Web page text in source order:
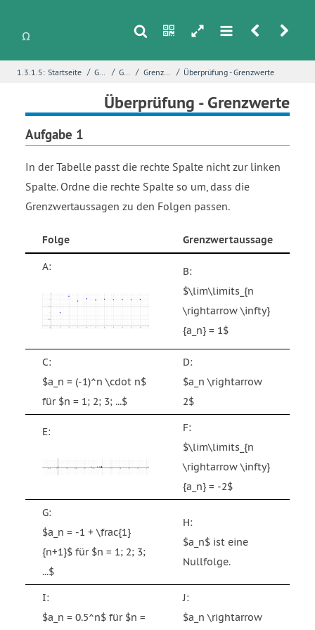
s n h m r u
1.3.1.5: Startseite / Grundlagen / Grenzwerte / Grenzverhalten von Folgen / Überprüfung - Grenzwerte
Überprüfung - Grenzwerte
Aufgabe 1
In der Tabelle passt die rechte Spalte nicht zur linken
Spalte. Ordne die rechte Spalte so um, dass die
Grenzwertaussagen zu den Folgen passen.
Folge Grenzwertaussage
A:
B:
$\lim\limits_{n
\rightarrow \infty}
{a_n} = 1$
C:
$a_n = (-1)^n \cdot n$
für $n = 1; 2; 3; ...$
D:
$a_n \rightarrow
2$
E:
F:
$\lim\limits_{n
\rightarrow \infty}
{a_n} = -2$
G:
$a_n = -1 + \frac{1}
{n+1}$ für $n = 1; 2; 3;
...$
H:
$a_n$ ist eine
Nullfolge.
I:
$a_n = 0.5^n$ für $n =
J:
$a_n \rightarrow
Seite*
Fehlerbeschreibung